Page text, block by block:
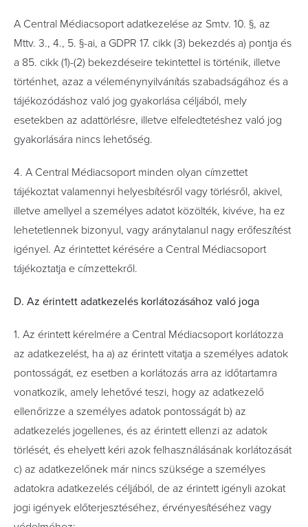
A Central Médiacsoport adatkezelése az Smtv. 10. §, az
Mttv. 3., 4., 5. §-ai, a GDPR 17. cikk (3) bekezdés a) pontja és
a 85. cikk (1)-(2) bekezdéseire tekintettel is történik, illetve
történhet, azaz a véleménynyilvánítás szabadságához és a
tájékozódáshoz való jog gyakorlása céljából, mely
esetekben az adattörlésre, illetve elfeledtetéshez való jog
gyakorlására nincs lehetőség.
4. A Central Médiacsoport minden olyan címzettet
tájékoztat valamennyi helyesbítésről vagy törlésről, akivel,
illetve amellyel a személyes adatot közölték, kivéve, ha ez
lehetetlennek bizonyul, vagy aránytalanul nagy erőfeszítést
igényel. Az érintettet kérésére a Central Médiacsoport
tájékoztatja e címzettekről.
D. Az érintett adatkezelés korlátozásához való joga
1. Az érintett kérelmére a Central Médiacsoport korlátozza
az adatkezelést, ha a) az érintett vitatja a személyes adatok
pontosságát, ez esetben a korlátozás arra az időtartamra
vonatkozik, amely lehetővé teszi, hogy az adatkezelő
ellenőrizze a személyes adatok pontosságát b) az
adatkezelés jogellenes, és az érintett ellenzi az adatok
törlését, és ehelyett kéri azok felhasználásának korlátozását
c) az adatkezelőnek már nincs szüksége a személyes
adatokra adatkezelés céljából, de az érintett igényli azokat
jogi igények előterjesztéséhez, érvényesítéséhez vagy